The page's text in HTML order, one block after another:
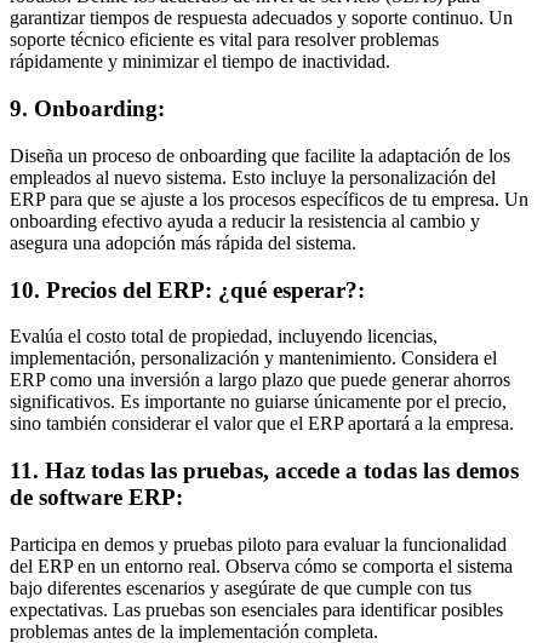
garantizar tiempos de respuesta adecuados y soporte continuo. Un
soporte técnico eficiente es vital para resolver problemas
rápidamente y minimizar el tiempo de inactividad.
9. Onboarding:
Diseña un proceso de onboarding que facilite la adaptación de los
empleados al nuevo sistema. Esto incluye la personalización del
ERP para que se ajuste a los procesos específicos de tu empresa. Un
onboarding efectivo ayuda a reducir la resistencia al cambio y
asegura una adopción más rápida del sistema.
10. Precios del ERP: ¿qué esperar?:
Evalúa el costo total de propiedad, incluyendo licencias,
implementación, personalización y mantenimiento. Considera el
ERP como una inversión a largo plazo que puede generar ahorros
significativos. Es importante no guiarse únicamente por el precio,
sino también considerar el valor que el ERP aportará a la empresa.
11. Haz todas las pruebas, accede a todas las demos
de software ERP:
Participa en demos y pruebas piloto para evaluar la funcionalidad
del ERP en un entorno real. Observa cómo se comporta el sistema
bajo diferentes escenarios y asegúrate de que cumple con tus
expectativas. Las pruebas son esenciales para identificar posibles
problemas antes de la implementación completa.